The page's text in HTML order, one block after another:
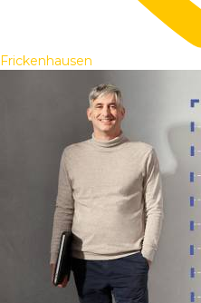
Frickenhausen